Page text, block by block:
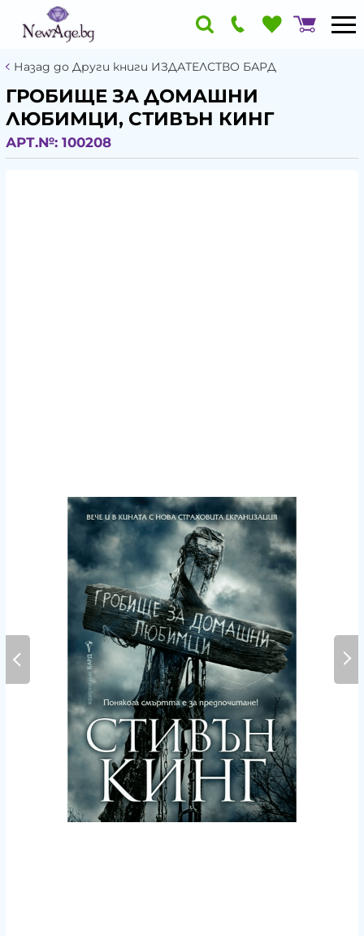
Назад до Други книги ИЗДАТЕЛСТВО БАРД
ГРОБИЩЕ ЗА ДОМАШНИ
ЛЮБИМЦИ, СТИВЪН КИНГ
АРТ.№: 100208